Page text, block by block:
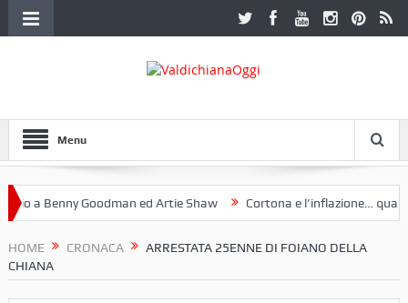
Menu
a Benny Goodman ed Artie Shaw Cortona e l’inflazione…
HOME CRONACA
ARRESTATA 25ENNE DI FOIANO DELLA
CHIANA